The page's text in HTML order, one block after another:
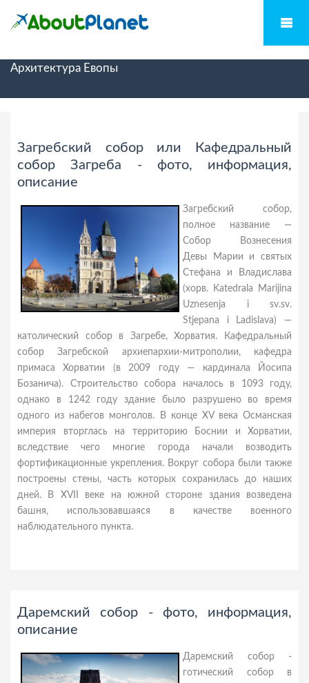
Архитектура Евопы
Загребский собор или Кафедральный
собор Загреба - фото, информация,
описание
Загребский собор,
полное название —
Собор Вознесения
Девы Марии и святых
Стефана и Владислава
(хорв. Katedrala Marijina
Uznesenja i sv.sv.
Stjepana i Ladislava) —
католический собор в Загребе, Хорватия. Кафедральный
собор Загребской архиепархии-митрополии, кафедра
примаса Хорватии (в 2009 году — кардинала Йосипа
Бозанича). Строительство собора началось в 1093 году,
однако в 1242 году здание было разрушено во время
одного из набегов монголов. В конце XV века Османская
империя вторглась на территорию Боснии и Хорватии,
вследствие чего многие города начали возводить
фортификационные укрепления. Вокруг собора были также
построены стены, часть которых сохранилась до наших
дней. В XVII веке на южной стороне здания возведена
башня, использовавшаяся в качестве военного
наблюдательного пункта.
Даремский собор - фото, информация,
описание
Даремский собор -
готический собор в